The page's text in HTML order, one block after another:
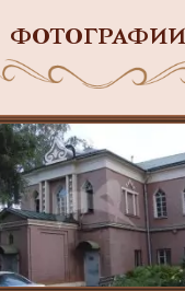
ФОТОГРАФИИ